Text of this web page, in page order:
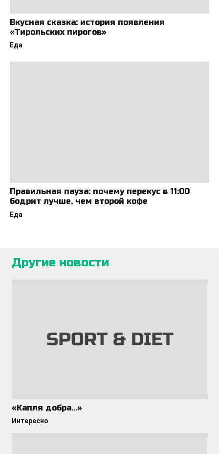
Вкусная сказка: история появления
«Тирольских пирогов»
Еда
Правильная пауза: почему перекус в 11:00
бодрит лучше, чем второй кофе
Еда
Другие новости
«Капля добра…»
Интересно